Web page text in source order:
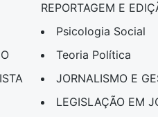
REPORTAGEM E
Psicologia Social
Teoria Política
JORNALISMO E
LEGISLAÇÃO EM